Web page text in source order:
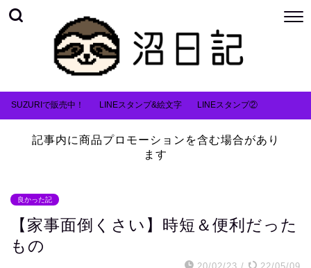
SUZURIで販売中！ LINEスタンプ&絵文字 LINEスタンプ②
記事内に商品プロモーションを含む場合があり
ます
良かった記
【家事面倒くさい】時短＆便利だった
もの